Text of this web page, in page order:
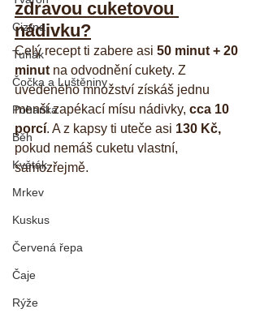
Cizrna
Tuňák
Čočka a Luštěniny
Pohanka
Běh
Květák
Mrkev
Kuskus
Červená řepa
Čaje
Rýže
zdravou cuketovou
nádivku?
Celý recept ti zabere asi 50 minut + 20
minut na odvodnění cukety. Z
uvedeného množství získáš jednu
menší zapékací mísu nádivky, cca 10
porcí. A z kapsy ti uteče asi 130 Kč,
pokud nemáš cuketu vlastní,
samozřejmě.